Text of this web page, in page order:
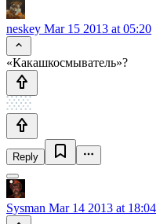
neskey Mar 15 2013 at 05:20
«Какашкосмыватель»?
Reply
Sysman Mar 14 2013 at 18:04